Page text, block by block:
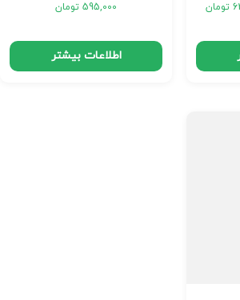
تومان 595,000 تومان
اطلاعات بیشتر